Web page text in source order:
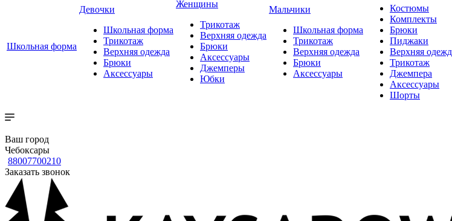
Школьная форма
Девочки
Школьная форма
Трикотаж
Верхняя одежда
Брюки
Аксессуары
Женщины
Трикотаж
Верхняя одежда
Брюки
Аксессуары
Джемперы
Юбки
Мальчики
Школьная форма
Трикотаж
Верхняя одежда
Брюки
Аксессуары
Костюмы
Комплекты
Брюки
Пиджаки
Верхняя
Трикотаж
Джемпера
Аксессуары
Шорты
Ваш город
Чебоксары
88007700210
Заказать звонок